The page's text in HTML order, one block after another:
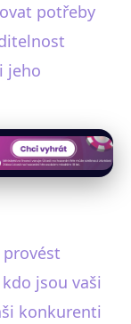
potřeby
jeho
jsou vaši
konkurenti